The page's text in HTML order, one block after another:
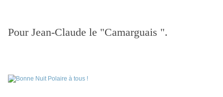
Pour Jean-Claude le "Camarguais ".